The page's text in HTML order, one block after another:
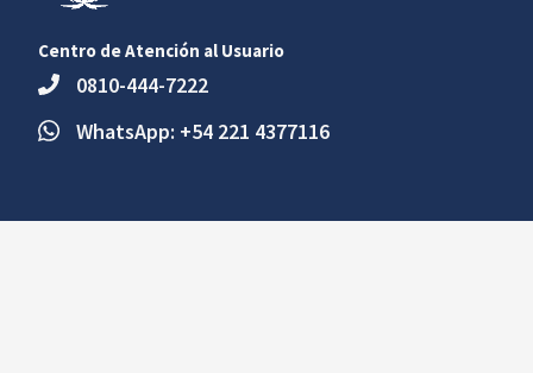
Centro de Atención al Usuario
0810-444-7222
WhatsApp: +54 221 4377116